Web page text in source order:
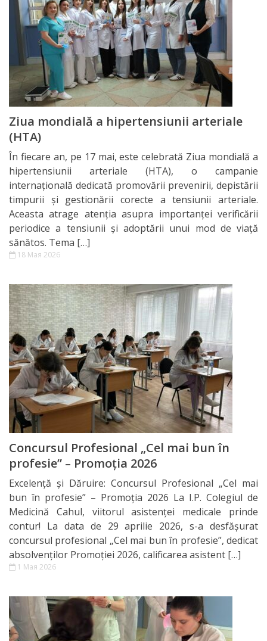
practică
Voluntariat
Asigurarea
calității
Activității
CEIAC
Нормативные
акты
Internațional
Kонтакты
Ziua mondială a hipertensiunii arteriale
(HTA)
În fiecare an, pe 17 mai, este celebrată Ziua mondială a
hipertensiunii arteriale (HTA), o campanie
internațională dedicată promovării prevenirii, depistării
timpurii și gestionării corecte a tensiunii arteriale.
Aceasta atrage atenția asupra importanței verificării
periodice a tensiunii și adoptării unui mod de viață
sănătos. Tema […]
18 Мая 2026
Concursul Profesional „Cel mai bun în
profesie” – Promoția 2026
Excelență și Dăruire: Concursul Profesional „Cel mai
bun în profesie” – Promoția 2026 La I.P. Colegiul de
Medicină Cahul, viitorul asistenței medicale prinde
contur! La data de 29 aprilie 2026, s-a desfășurat
concursul profesional „Cel mai bun în profesie”, dedicat
absolvenților Promoției 2026, calificarea asistent […]
1 Мая 2026